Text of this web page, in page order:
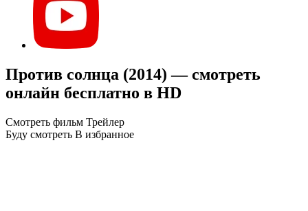
Против солнца (2014) — смотреть
онлайн бесплатно в HD
Смотреть фильм Трейлер
Буду смотреть В избранное